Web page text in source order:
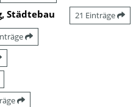
Städtebau 21 Einträge